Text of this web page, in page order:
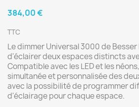
384,00 €
TTC
Le dimmer Universal 3000 de
d'éclairer deux espaces distincts
Compatible avec les LED et les
simultanée et personnalisée des
avec la possibilité de programmer
d'éclairage pour chaque espace.